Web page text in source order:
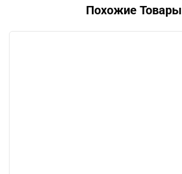
Похожие Товары